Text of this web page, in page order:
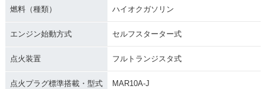
燃料（種類） ハイオクガソリン
エンジン始動方式 セルフスターター式
点火装置 フルトランジスタ式
点火プラグ標準搭載・型式 MAR10A-J